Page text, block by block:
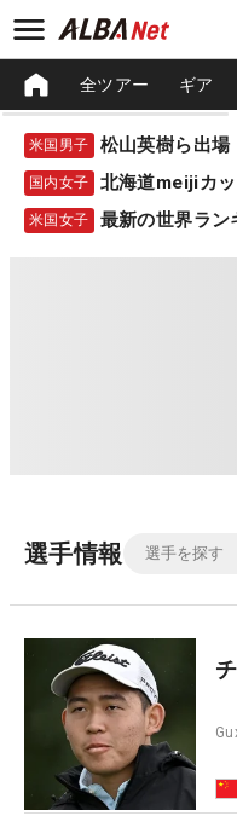
全ツアー ギア
米国男子
国内女子 北海道meijiカ
米国女子 最新の世界ラン
選手情報